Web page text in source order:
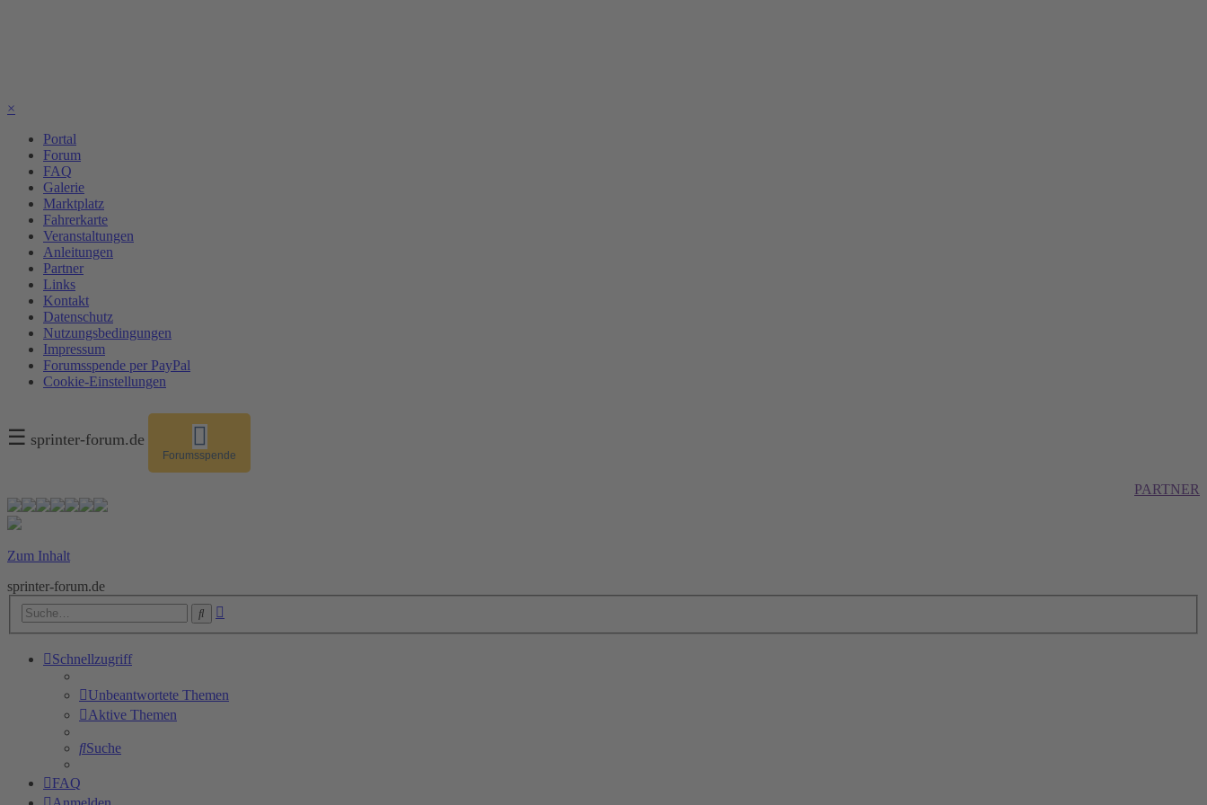
×
Portal
Forum
FAQ
Galerie
Marktplatz
Fahrerkarte
Veranstaltungen
Anleitungen
Partner
Links
Kontakt
Datenschutz
Nutzungsbedingungen
Impressum
Forumsspende per PayPal
Cookie-Einstellungen
☰ sprinter-forum.de
Forumsspende
PARTNER
Zum Inhalt
sprinter-forum.de
Suche
Schnellzugriff
Unbeantwortete Themen
Aktive Themen
Suche
FAQ